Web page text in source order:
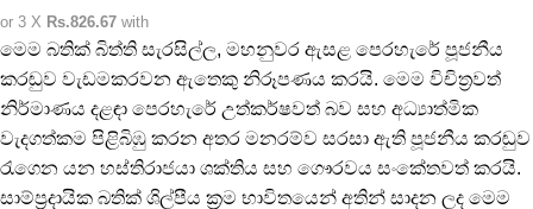
or 3 X Rs.826.67 with
මෙම බතික් බිත්ති සැරසිල්ල, මහනුවර ඇසළ පෙරහැරේ පූජනීය
කරඬුව වැඩමකරවන ඇතෙකු නිරූපණය කරයි. මෙම විචිත්‍රවත්
නිර්මාණය දළඳා පෙරහැරේ උත්කර්ෂවත් බව සහ අධ්‍යාත්මික
වැදගත්කම පිළිබිඹු කරන අතර මනරම්ව සරසා ඇති පූජනීය කරඬුව
රැගෙන යන හස්තිරාජයා ශක්තිය සහ ගෞරවය සංකේතවත් කරයි.
සාම්ප්‍රදායික බතික් ශිල්පීය ක්‍රම භාවිතයෙන් අතින් සාදන ලද මෙම